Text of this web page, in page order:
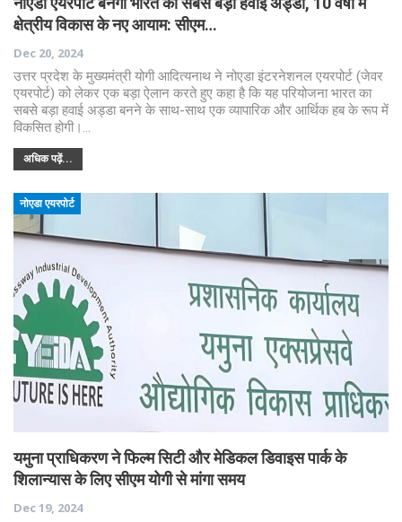
क्षेत्रीय विकास के नए आयाम: सीएम…
Dec 20, 2024
उत्तर प्रदेश के मुख्यमंत्री योगी आदित्यनाथ ने नोएडा इंटरनेशनल एयरपोर्ट (जेवर
एयरपोर्ट) को लेकर एक बड़ा ऐलान करते हुए कहा है कि यह परियोजना भारत का
सबसे बड़ा हवाई अड्डा बनने के साथ-साथ एक व्यापारिक और आर्थिक हब के रूप में
विकसित होगी।…
अधिक पढ़ें...
नोएडा एयरपोर्ट
यमुना प्राधिकरण ने फिल्म सिटी और मेडिकल डिवाइस पार्क के
शिलान्यास के लिए सीएम योगी से मांगा समय
Dec 19, 2024